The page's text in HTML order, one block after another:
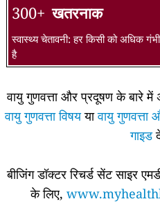
300+ खतरनाक
स्वास्थ्य चेतावनी: हर किसी को अधिक
है
वायु गुणवत्ता और प्रदूषण के बारे
वायु गुणवत्ता विषययावायु
गाइड
बीजिंग डॉक्टर रिचर्ड सेंट साइर
के लिए,